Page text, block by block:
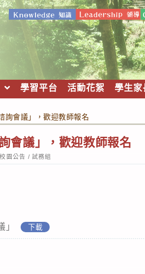
學習平台 活動花絮 學生家
詢會議」，歡迎教師報名
會議」，歡迎教師報名
校園公告 / 試務組
下載